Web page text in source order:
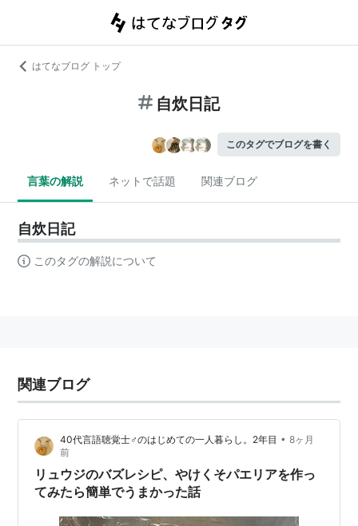
はてなブログ トップ
自炊日記
このタグでブログを書く
言葉の解説 ネットで話題 関連ブログ
自炊日記
このタグの解説について
関連ブログ
40代言語聴覚士♂のはじめての一人暮らし。2年目 • 8ヶ月
前
リュウジのバズレシピ、やけくそパエリアを作っ
てみたら簡単でうまかった話